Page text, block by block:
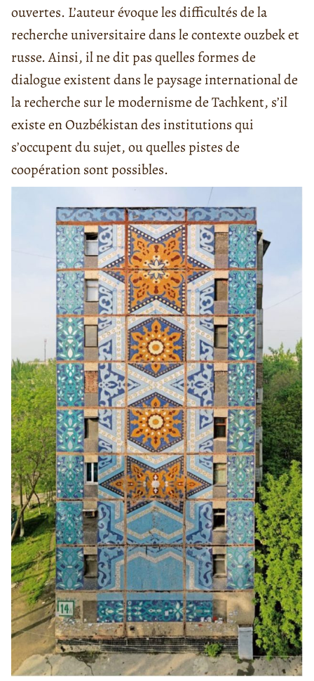
ouvertes. L’auteur évoque les difficultés de la
recherche universitaire dans le contexte ouzbek et
russe. Ainsi, il ne dit pas quelles formes de
dialogue existent dans le paysage international de
la recherche sur le modernisme de Tachkent, s’il
existe en Ouzbékistan des institutions qui
s’occupent du sujet, ou quelles pistes de
coopération sont possibles.